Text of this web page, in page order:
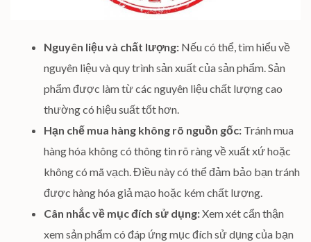
Nguyên liệu và chất lượng: Nếu có thể, tìm hiểu về
nguyên liệu và quy trình sản xuất của sản phẩm. Sản
phẩm được làm từ các nguyên liệu chất lượng cao
thường có hiệu suất tốt hơn.
Hạn chế mua hàng không rõ nguồn gốc: Tránh mua
hàng hóa không có thông tin rõ ràng về xuất xứ hoặc
không có mã vạch. Điều này có thể đảm bảo bạn tránh
được hàng hóa giả mạo hoặc kém chất lượng.
Cân nhắc về mục đích sử dụng:Xem xét cẩn thận
xem sản phẩm có đáp ứng mục đích sử dụng của bạn